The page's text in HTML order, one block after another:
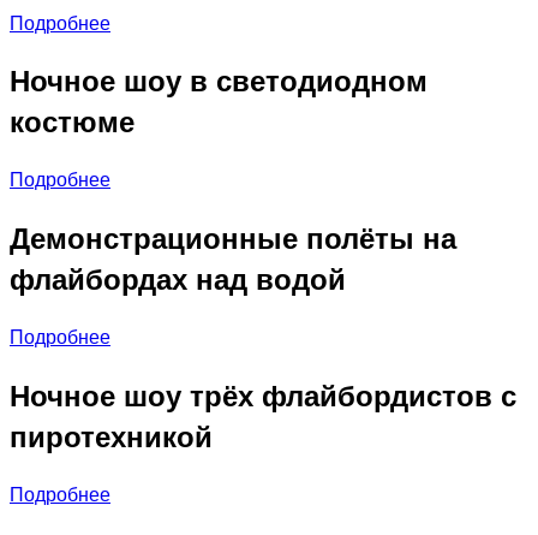
Подробнее
Ночное шоу в светодиодном
костюме
Подробнее
Демонстрационные полёты на
флайбордах над водой
Подробнее
Ночное шоу трёх флайбордистов с
пиротехникой
Подробнее